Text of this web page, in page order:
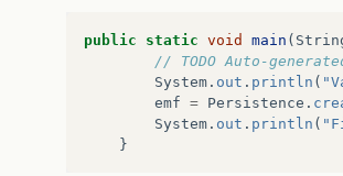
public static void main (
// TODO Auto-
System . out . println (
emf = Persistence .
System . out . println (
}